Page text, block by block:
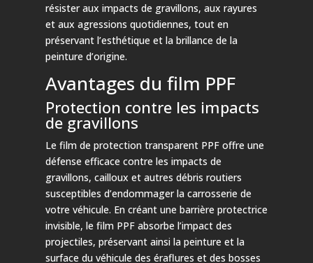
résister aux impacts de gravillons, aux rayures
et aux agressions quotidiennes, tout en
préservant l’esthétique et la brillance de la
peinture d’origine.
Avantages du film PPF
Protection contre les impacts
de gravillons
Le film de protection transparent PPF offre une
défense efficace contre les impacts de
gravillons, cailloux et autres débris routiers
susceptibles d’endommager la carrosserie de
votre véhicule. En créant une barrière protectrice
invisible, le film PPF absorbe l’impact des
projectiles, préservant ainsi la peinture et la
surface du véhicule des éraflures et des bosses